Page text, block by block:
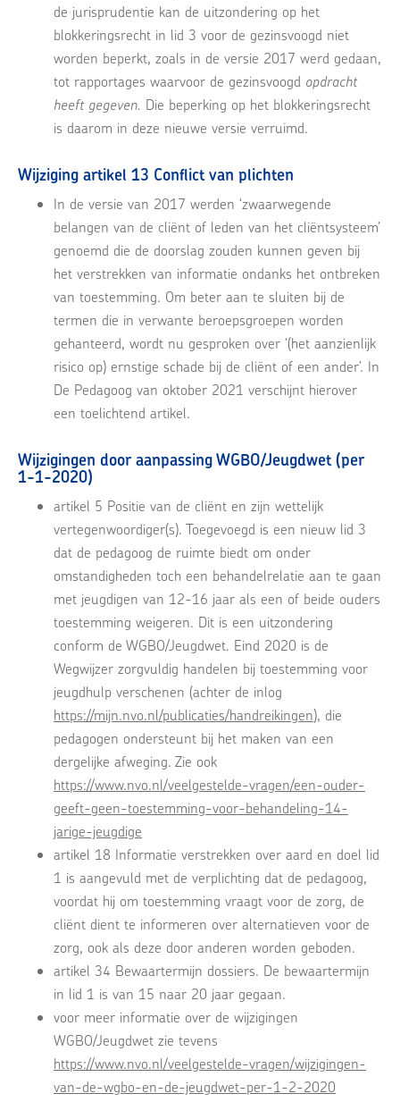
de jurisprudentie kan de uitzondering op het
blokkeringsrecht in lid 3 voor de gezinsvoogd niet
worden beperkt, zoals in de versie 2017 werd gedaan,
tot rapportages waarvoor de gezinsvoogd opdracht
heeft gegeven. Die beperking op het blokkeringsrecht
is daarom in deze nieuwe versie verruimd.
Wijziging artikel 13 Conflict van plichten
In de versie van 2017 werden ‘zwaarwegende
belangen van de cliënt of leden van het cliëntsysteem’
genoemd die de doorslag zouden kunnen geven bij
het verstrekken van informatie ondanks het ontbreken
van toestemming. Om beter aan te sluiten bij de
termen die in verwante beroepsgroepen worden
gehanteerd, wordt nu gesproken over ‘(het aanzienlijk
risico op) ernstige schade bij de cliënt of een ander’. In
De Pedagoog van oktober 2021 verschijnt hierover
een toelichtend artikel.
Wijzigingen door aanpassing WGBO/Jeugdwet (per
1-1-2020)
artikel 5 Positie van de cliënt en zijn wettelijk
vertegenwoordiger(s). Toegevoegd is een nieuw lid 3
dat de pedagoog de ruimte biedt om onder
omstandigheden toch een behandelrelatie aan te gaan
met jeugdigen van 12-16 jaar als een of beide ouders
toestemming weigeren. Dit is een uitzondering
conform de WGBO/Jeugdwet. Eind 2020 is de
Wegwijzer zorgvuldig handelen bij toestemming voor
jeugdhulp verschenen (achter de inlog
https://mijn.nvo.nl/publicaties/handreikingen), die
pedagogen ondersteunt bij het maken van een
dergelijke afweging. Zie ook
https://www.nvo.nl/veelgestelde-vragen/een-ouder-
geeft-geen-toestemming-voor-behandeling-14-
jarige-jeugdige
artikel 18 Informatie verstrekken over aard en doel lid
1 is aangevuld met de verplichting dat de pedagoog,
voordat hij om toestemming vraagt voor de zorg, de
cliënt dient te informeren over alternatieven voor de
zorg, ook als deze door anderen worden geboden.
artikel 34 Bewaartermijn dossiers. De bewaartermijn
in lid 1 is van 15 naar 20 jaar gegaan.
voor meer informatie over de wijzigingen
WGBO/Jeugdwet zie tevens
https://www.nvo.nl/veelgestelde-vragen/wijzigingen-
van-de-wgbo-en-de-jeugdwet-per-1-2-2020